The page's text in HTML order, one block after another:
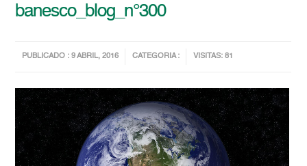
banesco_blog_n°300
PUBLICADO : 9 ABRIL, 2016 CATEGORIA : VISITAS: 81